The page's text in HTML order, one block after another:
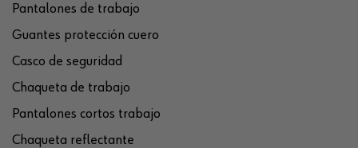
Pantalones de trabajo
Guantes protección cuero
Casco de seguridad
Chaqueta de trabajo
Pantalones cortos trabajo
Chaqueta reflectante